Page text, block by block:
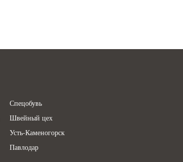
Спецобувь
Швейный цех
Усть-Каменогорск
Павлодар